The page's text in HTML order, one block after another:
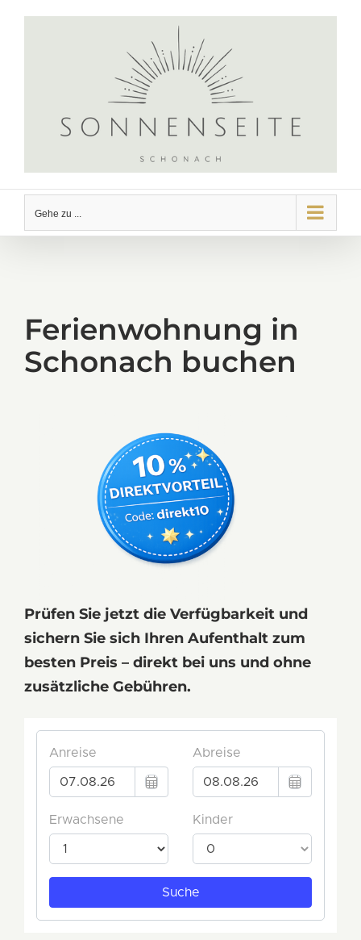
Gehe zu ...
Ferienwohnung in
Schonach buchen
Prüfen Sie jetzt die Verfügbarkeit und
sichern Sie sich Ihren Aufenthalt zum
besten Preis – direkt bei uns und ohne
zusätzliche Gebühren.